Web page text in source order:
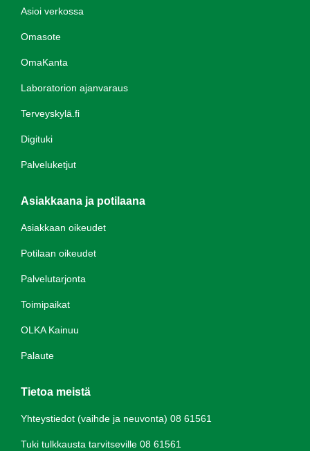
Asioi verkossa
Omasote
OmaKanta
Laboratorion ajanvaraus
Terveyskylä.fi
Digituki
Palveluketjut
Asiakkaana ja potilaana
Asiakkaan oikeudet
Potilaan oikeudet
Palvelutarjonta
Toimipaikat
OLKA Kainuu
Palaute
Tietoa meistä
Yhteystiedot (vaihde ja neuvonta) 08 61561
Tuki tulkkausta tarvitseville 08 61561